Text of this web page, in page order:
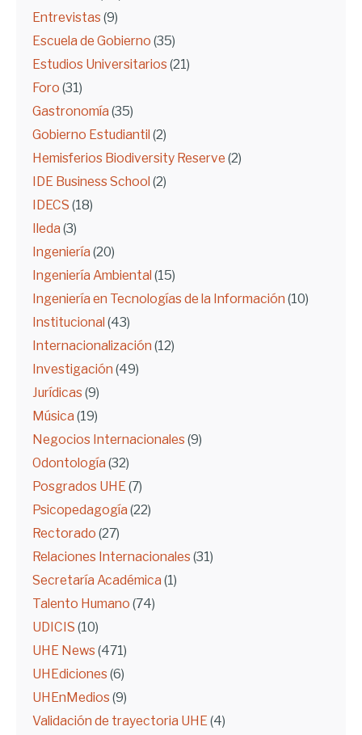
Entrevistas (9)
Escuela de Gobierno (35)
Estudios Universitarios (21)
Foro (31)
Gastronomía (35)
Gobierno Estudiantil (2)
Hemisferios Biodiversity Reserve (2)
IDE Business School (2)
IDECS (18)
Ileda (3)
Ingeniería (20)
Ingeniería Ambiental (15)
Ingeniería en Tecnologías de la Información (10)
Institucional (43)
Internacionalización (12)
Investigación (49)
Jurídicas (9)
Música (19)
Negocios Internacionales (9)
Odontología (32)
Posgrados UHE(7)
Psicopedagogía (22)
Rectorado (27)
Relaciones Internacionales (31)
Secretaría Académica (1)
Talento Humano (74)
UDICIS (10)
UHE News (471)
UHEdiciones (6)
UHEnMedios (9)
Validación de trayectoria UHE(4)